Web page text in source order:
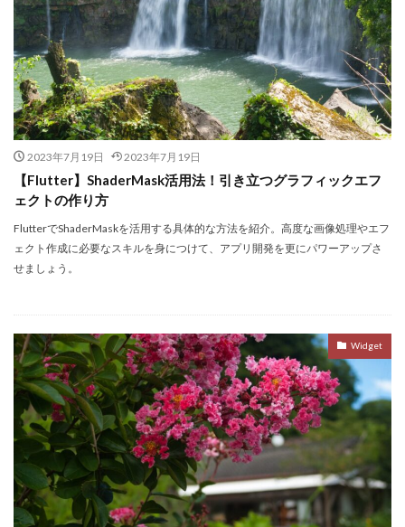
2023年7月19日 2023年7月19日
【Flutter】ShaderMask活用法！引き立つグラフィックエフ
ェクトの作り方
FlutterでShaderMaskを活用する具体的な方法を紹介。高度な画像処理やエフ
ェクト作成に必要なスキルを身につけて、アプリ開発を更にパワーアップさ
せましょう。
Widget